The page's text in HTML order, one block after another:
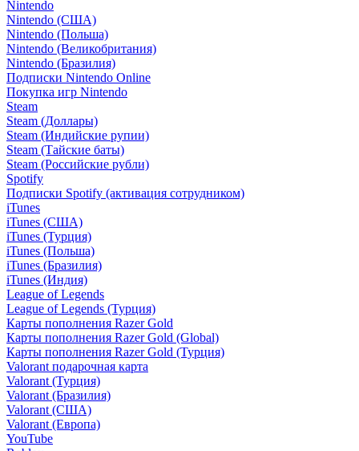
Nintendo
Nintendo (США)
Nintendo (Польша)
Nintendo (Великобритания)
Nintendo (Бразилия)
Подписки Nintendo Online
Покупка игр Nintendo
Steam
Steam (Доллары)
Steam (Индийские рупии)
Steam (Тайские баты)
Steam (Российские рубли)
Spotify
Подписки Spotify (активация сотрудником)
iTunes
iTunes (США)
iTunes (Турция)
iTunes (Польша)
iTunes (Бразилия)
iTunes (Индия)
League of Legends
League of Legends (Турция)
Карты пополнения Razer Gold
Карты пополнения Razer Gold (Global)
Карты пополнения Razer Gold (Турция)
Valorant подарочная карта
Valorant (Турция)
Valorant (Бразилия)
Valorant (США)
Valorant (Европа)
YouTube